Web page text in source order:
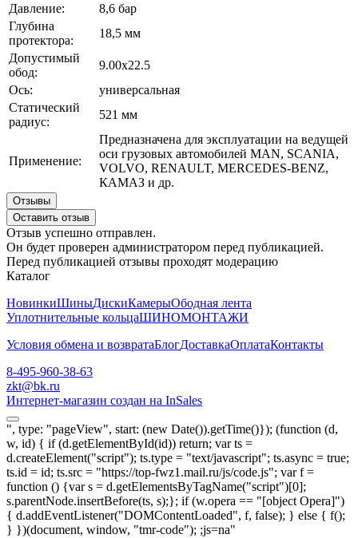
Давление:
8,6 бар
Глубина
протектора:
18,5 мм
Допустимый
обод:
9.00х22.5
Ось:
универсальная
Статический
радиус:
521 мм
Применение:
Предназначена для эксплуатации на ведущей
оси грузовых автомобилей MAN, SCANIA,
VOLVO, RENAULT, MERCEDES-BENZ,
КАМАЗ и др.
Отзывы
Оставить отзыв
Отзыв успешно отправлен.
Он будет проверен администратором перед публикацией.
Перед публикацией отзывы проходят модерацию
Каталог
НовинкиШиныДискиКамерыОбодная лента
Уплотнительные кольцаШИНОМОНТАЖИ
Условия обмена и возвратаБлогДоставкаОплатаКонтакты
8-495-960-38-63
zkt@bk.ru
Интернет-магазин создан на InSales
", type: "pageView", start: (new Date()).getTime()}); (function (d,
w, id) { if (d.getElementById(id)) return; var ts =
d.createElement("script"); ts.type = "text/javascript"; ts.async = true;
ts.id = id; ts.src = "https://top-fwz1.mail.ru/js/code.js"; var f =
function () {var s = d.getElementsByTagName("script")[0];
s.parentNode.insertBefore(ts, s);}; if (w.opera == "[object Opera]")
{ d.addEventListener("DOMContentLoaded", f, false); } else { f();
} })(document, window, "tmr-code"); ;js=na"